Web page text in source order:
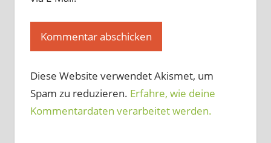
Diese Website verwendet Akismet, um
Spam zu reduzieren. Erfahre, wie deine
Kommentardaten verarbeitet werden.